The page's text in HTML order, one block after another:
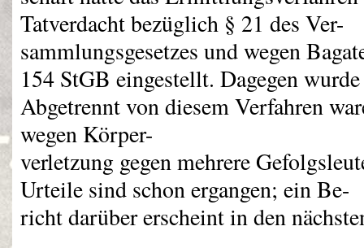
Tatverdacht bezüglich § 21 des Ver-
sammlungsgesetzes und wegen
154 StGB eingestellt. Dagegen
Abgetrennt von diesem Verfahren
wegen Körper-
verletzung gegen mehrere
Urteile sind schon ergangen; ein Be-
richt darüber erscheint in den